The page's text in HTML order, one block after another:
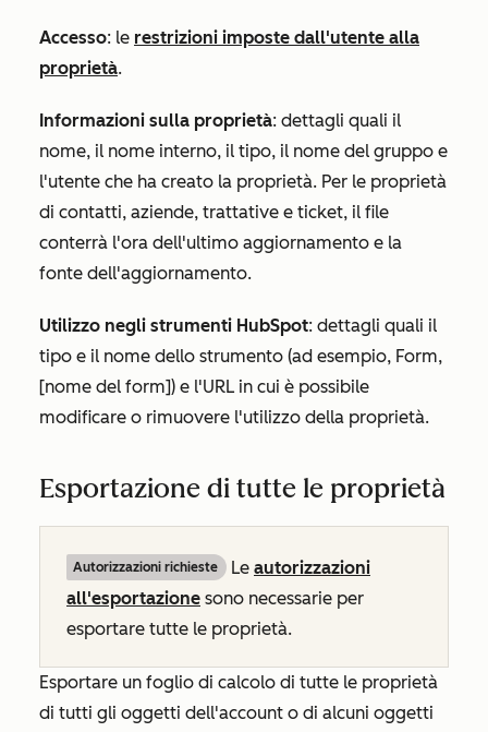
Accesso: le restrizioni imposte dall'utente alla
proprietà.
Informazioni sulla proprietà: dettagli quali il
nome, il nome interno, il tipo, il nome del gruppo e
l'utente che ha creato la proprietà. Per le proprietà
di contatti, aziende, trattative e ticket, il file
conterrà l'ora dell'ultimo aggiornamento e la
fonte dell'aggiornamento.
Utilizzo negli strumenti HubSpot: dettagli quali il
tipo e il nome dello strumento (ad esempio, Form,
[nome del form]) e l'URL in cui è possibile
modificare o rimuovere l'utilizzo della proprietà.
Esportazione di tutte le proprietà
Autorizzazioni richieste Le autorizzazioni
all'esportazione sono necessarie per
esportare tutte le proprietà.
Esportare un foglio di calcolo di tutte le proprietà
di tutti gli oggetti dell'account o di alcuni oggetti